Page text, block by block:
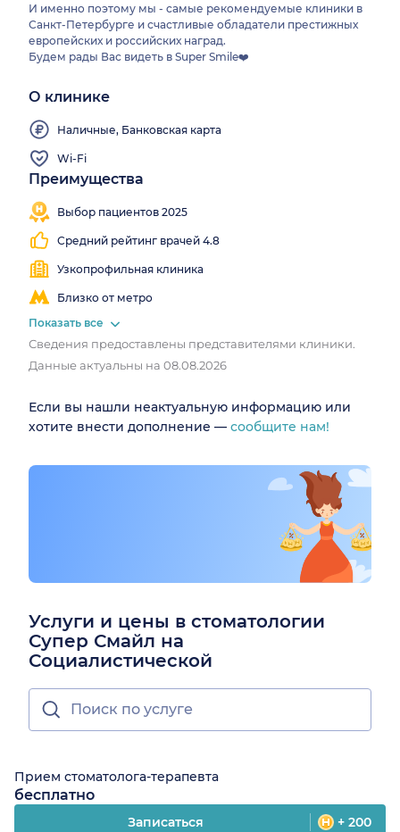
И именно поэтому мы - самые рекомендуемые клиники в
Санкт-Петербурге и счастливые обладатели престижных
европейских и российских наград.
Будем рады Вас видеть в Super Smile❤️
О клинике
Наличные, Банковская карта
Wi-Fi
Преимущества
Выбор пациентов 2025
Средний рейтинг врачей 4.8
Узкопрофильная клиника
Близко от метро
Работаем
выходные
Показать все
Сведения предоставлены представителями клиники.
Данные актуальны на 08.08.2026
Если вы нашли неактуальную информацию или
хотите внести дополнение — сообщите нам!
Услуги и цены в стоматологии
Супер Смайл на
Социалистической
Прием стоматолога-терапевта
бесплатно
Записаться + 200